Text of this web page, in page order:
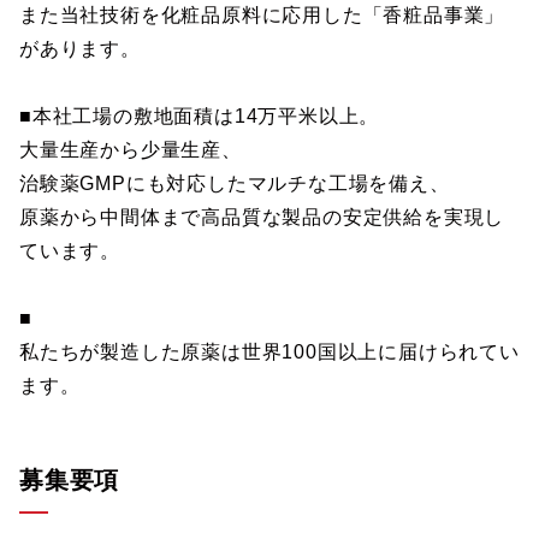
また当社技術を化粧品原料に応用した「香粧品事業」
があります。
■本社工場の敷地面積は14万平米以上。
大量生産から少量生産、
治験薬GMPにも対応したマルチな工場を備え、
原薬から中間体まで高品質な製品の安定供給を実現し
ています。
■
私たちが製造した原薬は世界100国以上に届けられてい
ます。
募集要項